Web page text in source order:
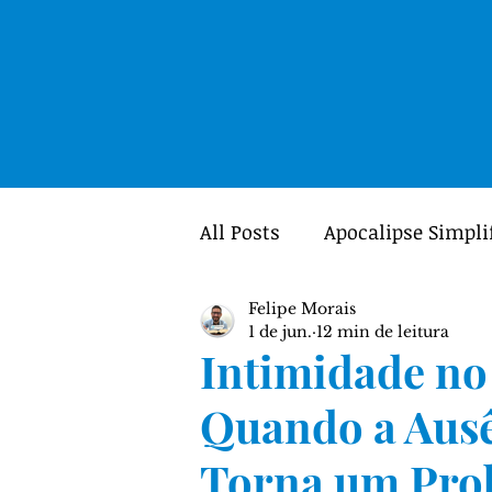
All Posts Apocalipse
Mulheres Portal
Crítica
Intimidade
Quando a
Felipe Morais
1 de jun. 12 min de leitura